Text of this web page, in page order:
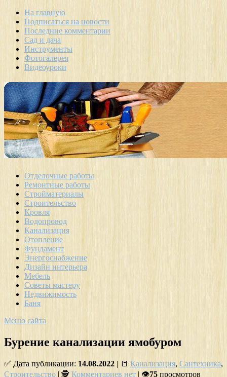
На главную
Подписаться на новости
Последние комментарии
Сад и дача
Инструменты
Фотогалерея
Видеоуроки
Отделочные работы
Ремонтные работы
Стройматериалы
Строительство
Кровля
Водопровод
Канализация
Отопление
Фундамент
Энергоснабжение
Дизайн интерьера
Мебель
Советы мастеру
Недвижимость
Баня
Меню сайта
Бурение канализации ямобуром
✅ Дата публикации: 14.08.2022 | 📒 Канализация, Сантехника,
Строительство | 🕵 Комментариев нет | 👁75 просмотров